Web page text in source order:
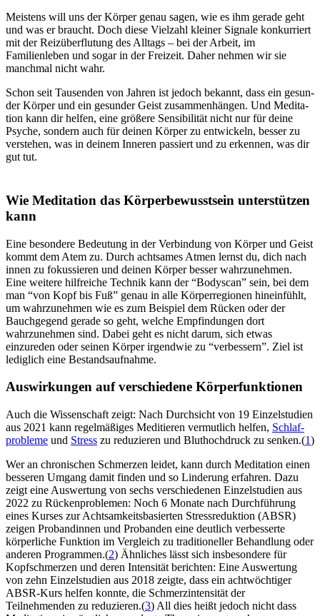
Meistens will uns der Körper genau sagen, wie es ihm gerade geht
und was er braucht. Doch diese Viel­zahl klei­ner Signale kon­kur­riert
mit der Reiz­über­flu­tung des All­tags – bei der Arbeit, im
Familienleben und sogar in der Frei­zeit. Daher nehmen wir sie
manchmal nicht wahr.
Schon seit Tau­sen­den von Jahren ist jedoch bekannt, dass ein gesun­
der Körper und ein gesun­der Geist zusam­men­hän­gen. Und Medi­ta­
tion kann dir helfen, eine grö­ßere Sen­si­bi­li­tät nicht nur für deine
Psyche, sondern auch für deinen Körper zu ent­wi­ckeln, besser zu
ver­ste­hen, was in deinem Inne­ren pas­siert und zu erken­nen, was dir
gut tut.
Wie Medi­ta­tion das Körperbewusstsein unterstützen
kann
Eine beson­dere Bedeu­tung in der Ver­bin­dung von Körper und Geist
kommt dem Atem zu. Durch acht­sa­mes Atmen lernst du, dich nach
innen zu fokus­sie­ren und deinen Körper besser wahrzunehmen.
Eine weitere hilfreiche Technik kann der “Bodyscan” sein, bei dem
man “von Kopf bis Fuß” genau in alle Körperregionen hineinfühlt,
um wahrzunehmen wie es zum Beispiel dem Rücken oder der
Bauchgegend gerade so geht, welche Empfindungen dort
wahrzunehmen sind. Dabei geht es nicht darum, sich etwas
einzureden oder seinen Körper irgendwie zu “verbessern”. Ziel ist
lediglich eine Bestandsaufnahme.
Auswirkungen auf verschiedene Körperfunktionen
Auch die Wissenschaft zeigt: Nach Durchsicht von 19 Einzelstudien
aus 2021 kann regelmäßiges Meditieren vermutlich helfen, Schlaf­
pro­ble­me und Stress zu reduzieren und Bluthochdruck zu senken.(1)
Wer an chronischen Schmerzen leidet, kann durch Meditation einen
besseren Umgang damit finden und so Linderung erfahren. Dazu
zeigt eine Auswertung von sechs verschiedenen Einzelstudien aus
2022 zu Rückenproblemen: Noch 6 Monate nach Durchführung
eines Kurses zur Achtsamkeitsbasierten Stressreduktion (ABSR)
zeigen Probandinnen und Probanden eine deutlich verbesserte
körperliche Funktion im Vergleich zu traditioneller Behandlung oder
anderen Programmen.(2) Ähnliches lässt sich insbesondere für
Kopfschmerzen und deren Intensität berichten: Eine Auswertung
von zehn Einzelstudien aus 2018 zeigte, dass ein achtwöchtiger
ABSR-Kurs helfen konnte, die Schmerzintensität der
Teilnehmenden zu reduzieren.(3) All dies heißt jedoch nicht dass